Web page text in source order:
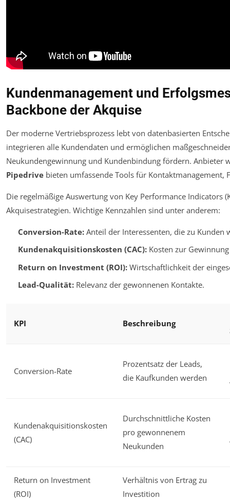
Kundenmanagement und
Backbone der Akquise
Der moderne Vertriebsprozess lebt von datenbasierten
integrieren alle Kundendaten und ermöglichen
Neukundengewinnung und Kundenbindung fördern. Anbieter
Pipedrive bieten umfassende Tools für Kontaktmanagement,
Die regelmäßige Auswertung von Key Performance Indicators
Akquisestrategien. Wichtige Kennzahlen sind unter anderem:
Conversion-Rate:Anteil der Interessenten, die zu Kunden
Kundenakquisitionskosten (CAC):Kosten zur
Return on Investment (ROI):Wirtschaftlichkeit der
Lead-Qualität:Relevanz der gewonnenen Kontakte.
KPI Beschreibung
Conversion-Rate
Prozentsatz der Leads,
die Kaufkunden werden
Kundenakquisitionskosten
(CAC)
Durchschnittliche Kosten
pro gewonnenem
Neukunden
Return on Investment
(ROI)
Verhältnis von Ertrag zu
Investition